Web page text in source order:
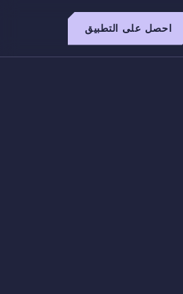
احصل على التطبيق